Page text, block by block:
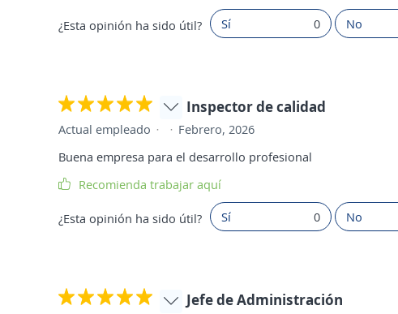
¿Esta opinión ha sido útil? Sí 0 No
Inspector de calidad
Actual empleado
Febrero, 2026
Buena empresa para el desarrollo profesional
Recomienda trabajar aquí
¿Esta opinión ha sido útil? Sí 0 No
Jefe de Administración